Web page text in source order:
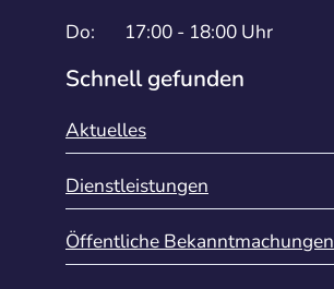
Do: 17:00 - 18:00 Uhr
Schnell gefunden
Aktuelles
Dienstleistungen
Öffentliche Bekanntmachungen